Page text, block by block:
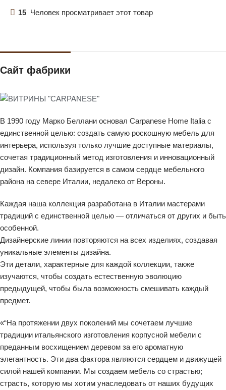
15 Человек просматривает этот товар
Сайт фабрики
В 1990 году Марко Беллани основал Carpanese Home Italia с
единственной целью: создать самую роскошную мебель для
интерьера, используя только лучшие доступные материалы,
сочетая традиционный метод изготовления и инновационный
дизайн. Компания базируется в самом сердце мебельного
района на севере Италии, недалеко от Вероны.
Каждая наша коллекция разработана в Италии мастерами
традиций с единственной целью — отличаться от других и быть
особенной.
Дизайнерские линии повторяются на всех изделиях, создавая
уникальные элементы дизайна.
Эти детали, характерные для каждой коллекции, также
изучаются, чтобы создать естественную эволюцию
предыдущей, чтобы была возможность смешивать каждый
предмет.
«“На протяжении двух поколений мы сочетаем лучшие
традиции итальянского изготовления корпусной мебели с
преданным восхищением деревом за его ароматную
элегантность. Эти два фактора являются сердцем и движущей
силой нашей компании. Мы создаем мебель со страстью;
страсть, которую мы хотим унаследовать от наших будущих